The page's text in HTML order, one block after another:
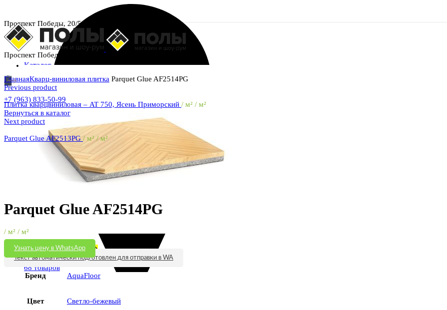
Проспект Победы, 20/5
Проспект Победы, 20/5
Каталог
Кварц паркет(68)
68 товаров
+7 (963) 833-50-99
ГлавнаяКварц-виниловая плитка Parquet Glue AF2514PG
Previous product
Плитка кварцвиниловая – AT 750, Ясень Приморский / м² / м²
Вернуться в каталог
Next product
Parquet Glue AF2513PG/ м² / м²
Parquet Glue AF2514PG
/ м² / м²
Узнать цену в WhatsApp
Текст автоматически подготовлен для отправки в WA
Бренд AquaFloor
Цвет Светло-бежевый